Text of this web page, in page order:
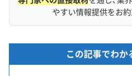
やすい情報提供をお約
この記事でわか